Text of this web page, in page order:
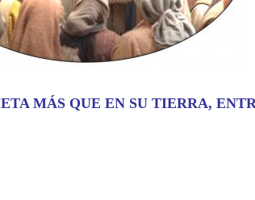
MÁS QUE EN SU TIERRA,